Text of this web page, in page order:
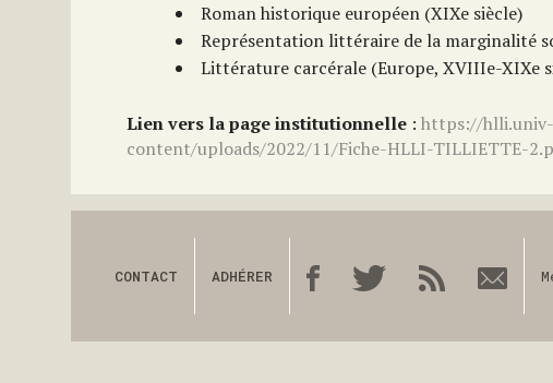
Roman historique européen (XIXe siècle)
Représentation littéraire de la marginalité
Littérature carcérale (Europe, XVIIIe-XIXe
Lien vers la page institutionnelle :https://
content/uploads/2022/11/Fiche-HLLI-TILLIETTE-
CONTACT ADHÉRER